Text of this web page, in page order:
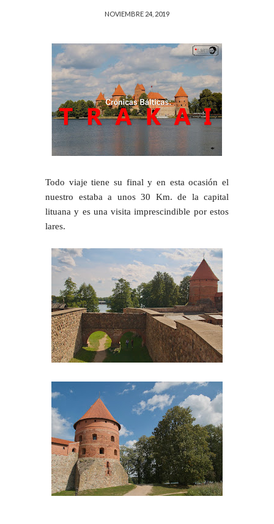
NOVIEMBRE 24, 2019
Todo viaje tiene su final y en esta ocasión el
nuestro estaba a unos 30 Km. de la capital
lituana y es una visita imprescindible por estos
lares.